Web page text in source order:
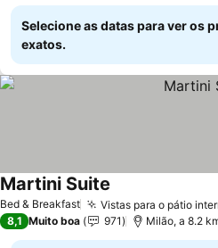
Selecione as datas para ver os
exatos.
Bed & Breakfast Vistas para o pátio
Martini Suite
8,1 Muito boa 971 Milão, a 8.2